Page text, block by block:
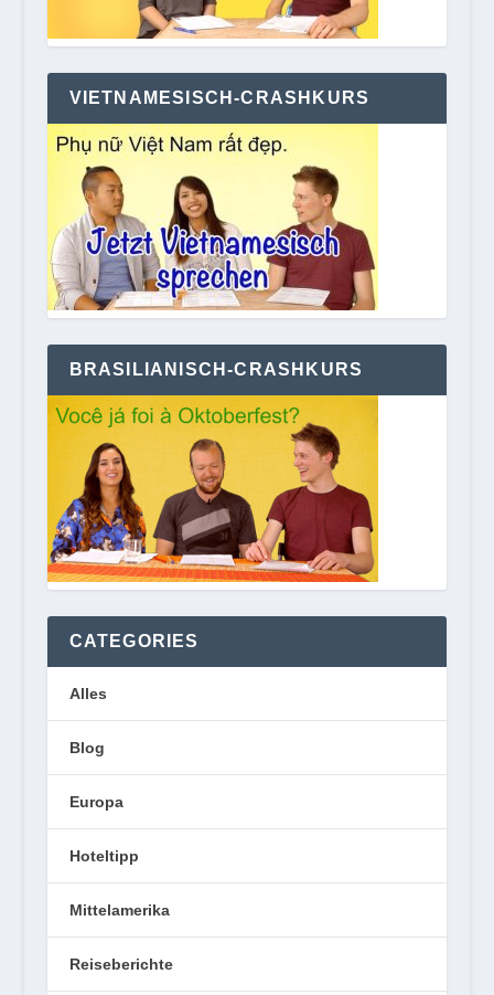
VIETNAMESISCH-CRASHKURS
BRASILIANISCH-CRASHKURS
CATEGORIES
Alles
Blog
Europa
Hoteltipp
Mittelamerika
Reiseberichte